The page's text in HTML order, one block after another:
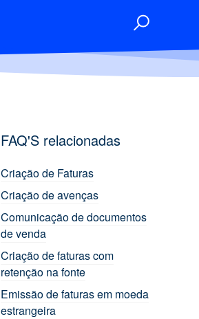
FAQ'S relacionadas
Criação de Faturas
Criação de avenças
Comunicação de documentos
de venda
Criação de faturas com
retenção na fonte
Emissão de faturas em moeda
estrangeira